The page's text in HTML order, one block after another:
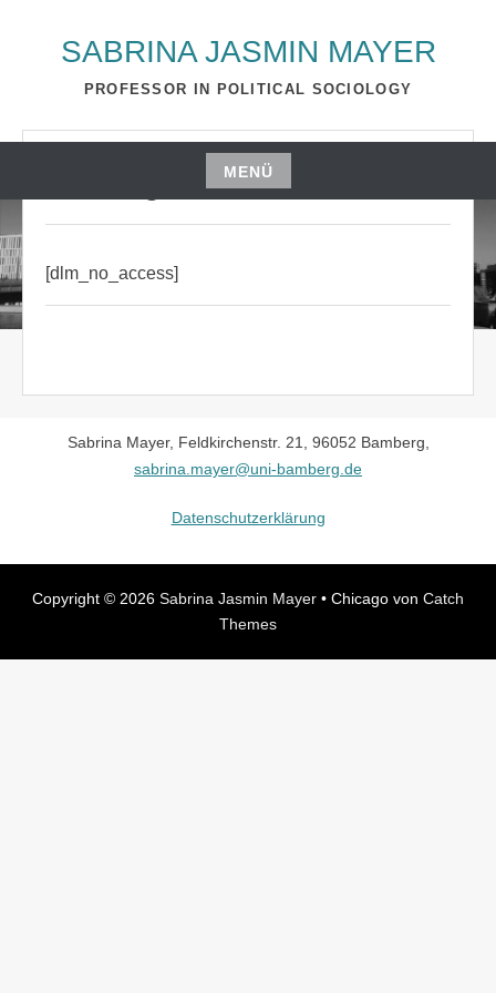
SABRINA JASMIN MAYER
PROFESSOR IN POLITICAL SOCIOLOGY
MENÜ
Zum
Inhalt
springen
[dlm_no_access]
Sabrina Mayer, Feldkirchenstr. 21, 96052 Bamberg,
sabrina.mayer@uni-bamberg.de
Datenschutzerklärung
Copyright © 2026 Sabrina Jasmin Mayer • Chicago von Catch
Themes